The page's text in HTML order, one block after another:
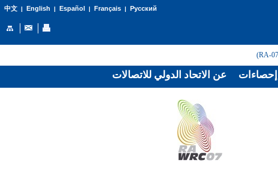
中文| English | Español | Français| Русский
عن الاتحاد الدولي للاتصالات إحصاءات